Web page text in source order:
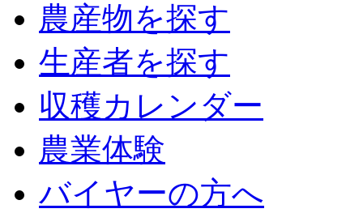
農産物を探す
生産者を探す
収穫カレンダー
農業体験
バイヤーの方へ